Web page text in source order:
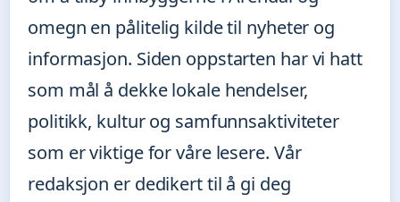
omegn en pålitelig kilde til nyheter og
informasjon. Siden oppstarten har vi hatt
som mål å dekke lokale hendelser,
politikk, kultur og samfunnsaktiviteter
som er viktige for våre lesere. Vår
redaksjon er dedikert til å gi deg